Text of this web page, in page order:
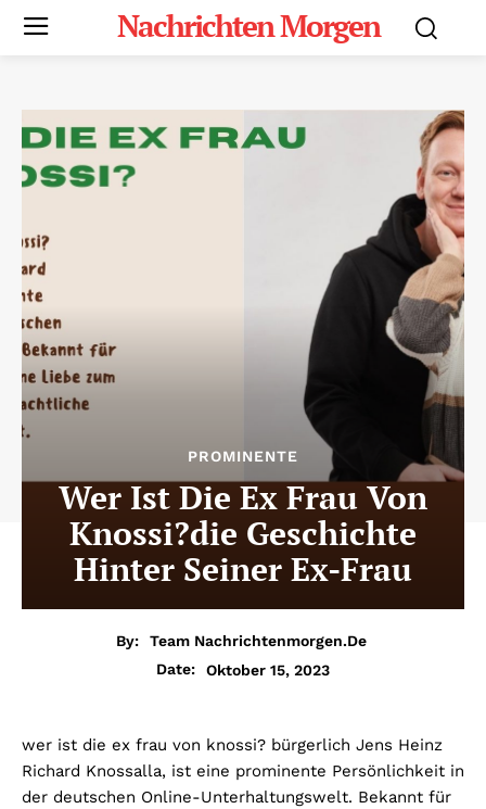
Nachrichten Morgen
PROMINENTE
Wer Ist Die Ex Frau Von
Knossi?die Geschichte
Hinter Seiner Ex-Frau
By:
Team Nachrichtenmorgen.de
Date:
Oktober 15, 2023
wer ist die ex frau von knossi? bürgerlich Jens Heinz
Richard Knossalla, ist eine prominente Persönlichkeit in
der deutschen Online-Unterhaltungswelt. Bekannt für